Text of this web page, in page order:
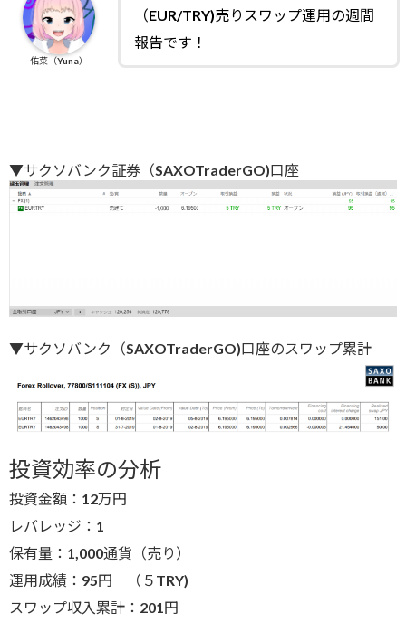
（EUR/TRY)売りスワップ運用の週間
報告です！
佑菜（Yuna）
▼サクソバンク証券（SAXOTraderGO)口座
▼サクソバンク（SAXOTraderGO)口座のスワップ累計
投資効率の分析
投資金額：12万円
レバレッジ：1
保有量：1,000通貨（売り）
運用成績：95円 （５TRY)
スワップ収入累計：201円